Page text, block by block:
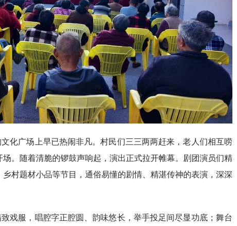
化广场上早已热闹非凡。村民们三三两两赶来，老人们相互唠
。随着清脆的锣鼓声响起，演出正式拉开帷幕。剧团演员们精
村题材小品等节目，通俗易懂的剧情、精湛传神的表演，深深
戏服，唱腔字正腔圆、韵味悠长，举手投足间尽显功底；舞台